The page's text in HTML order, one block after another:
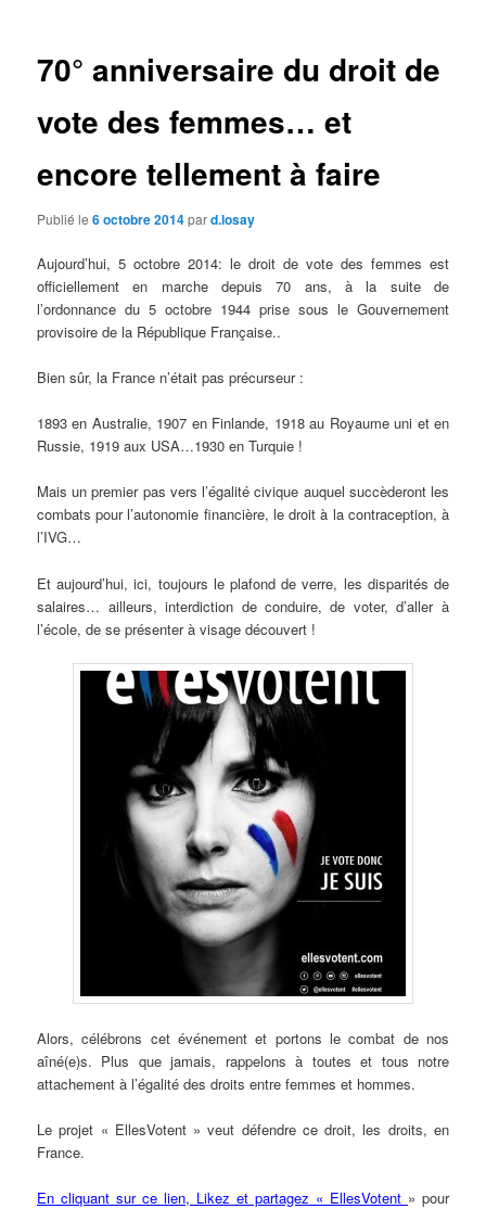
70° anniversaire du droit de
vote des femmes… et
encore tellement à faire
Publié le6 octobre 2014pard.losay
Aujourd’hui, 5 octobre 2014: le droit de vote des femmes est
officiellement en marche depuis 70 ans, à la suite de
l’ordonnance du 5 octobre 1944 prise sous le Gouvernement
provisoire de la République Française..
Bien sûr, la France n’était pas précurseur :
1893 en Australie, 1907 en Finlande, 1918 au Royaume uni et en
Russie, 1919 aux USA…1930 en Turquie !
Mais un premier pas vers l’égalité civique auquel succèderont les
combats pour l’autonomie financière, le droit à la contraception, à
l’IVG…
Et aujourd’hui, ici, toujours le plafond de verre, les disparités de
salaires… ailleurs, interdiction de conduire, de voter, d’aller à
l’école, de se présenter à visage découvert !
Alors, célébrons cet événement et portons le combat de nos
aîné(e)s. Plus que jamais, rappelons à toutes et tous notre
attachement à l’égalité des droits entre femmes et hommes.
Le projet « EllesVotent » veut défendre ce droit, les droits, en
France.
En cliquant sur ce lien, Likez et partagez « EllesVotent » pour